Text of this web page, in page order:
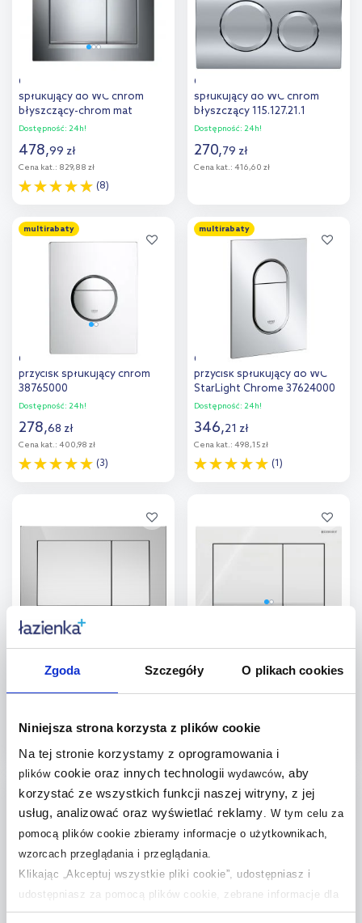
Zgoda Szczegóły O plikach cookies
Niniejsza strona korzysta z plików cookie
Na tej stronie korzystamy z oprogramowania i
plikówcookie oraz innych technologii wydawców, aby
korzystać ze wszystkich funkcji naszej witryny, z jej
usług, analizować oraz wyświetlać reklamy
W tym celu za
pomocą plików cookie zbieramy informacje o użytkownikach,
wzorcach przeglądania i przeglądania.
Klikając „Akceptuj wszystkie pliki cookie”, udostępniasz i
udostępniasz za pomocą plików cookie, zebrane informacje dla
użytkowników zewnętrznych, a także nasi partnerzy reklamowi.
Geberit Sigma20 przycisk
spłukujący do WC chrom
błyszczący-chrom mat
115.883.KH.1
Dostępność: 24h!
478,99 zł
Cena kat.: 829,88 zł
(8)
Dodaj do
Geberit Delta20 przycisk
spłukujący do WC chrom
błyszczący 115.127.21.1
Dostępność: 24h!
270,79 zł
Cena kat.: 416,60 zł
Dodaj do
porównania
multirabaty
Grohe Nova Cosmopolitan
przycisk spłukujący chrom
38765000
Dostępność: 24h!
278,68 zł
Cena kat.: 400,98 zł
(3)
porównania
multirabaty
Grohe Arena Cosmopolitan S
przycisk spłukujący do WC
StarLight Chrome 37624000
Dostępność: 24h!
346,21 zł
Cena kat.: 498,15 zł
(1)
porównania
Cersanit Enter II przycisk
spłukujący chrom błyszczący
K97-509
Cena kat.:
Do koszyka
Dodaj do
porównania
spłukujący do WC chrom
błyszczący-biały 115.080.KJ.1
Cena kat.: 747,59 zł
Do koszyka
Dodaj do
porównania
LaVita Lav 200 przycisk
Alca Thin przycisk spłukujący